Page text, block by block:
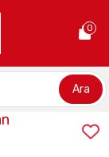
0
Ara